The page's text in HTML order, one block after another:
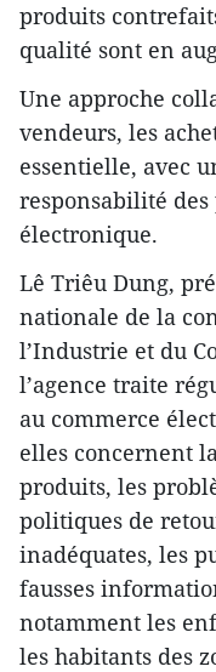
produits
qualité sont en
Une approche
vendeurs, les
essentielle, avec
responsabilité
électronique.
Lê Triêu Dung,
nationale de la
l’Industrie et du
l’agence traite
au commerce
elles concernent
produits, les
politiques de
inadéquates, les
fausses
notamment les
les habitants des